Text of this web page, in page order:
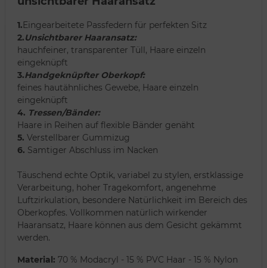
1.Eingearbeitete Passfedern für perfekten Sitz
2.Unsichtbarer Haaransatz:
hauchfeiner, transparenter Tüll, Haare einzeln
eingeknüpft
3.Handgeknüpfter Oberkopf:
feines hautähnliches Gewebe, Haare einzeln
eingeknüpft
4. Tressen/Bänder:
Haare in Reihen auf flexible Bänder genäht
5. Verstellbarer Gummizug
6. Samtiger Abschluss im Nacken
Täuschend echte Optik, variabel zu stylen, erstklassige
Verarbeitung, hoher Tragekomfort, angenehme
Luftzirkulation, besondere Natürlichkeit im Bereich des
Oberkopfes. Vollkommen natürlich wirkender
Haaransatz, Haare können aus dem Gesicht gekämmt
werden.
Material: 70 % Modacryl - 15 % PVC Haar - 15 % Nylon